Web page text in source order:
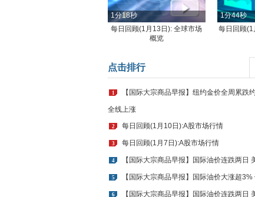
1分18秒
每日回顾(1月13日): 全球市场
概览
1分44秒
每日回顾
点击排行
1 【国际大宗商品早报】纽约金价全周累跌
全线上涨
2 每日回顾(1月10日):A股市场行情
3 每日回顾(1月7日):A股市场行情
4 【国际大宗商品早报】国际油价连跌两日
5 【国际大宗商品早报】国际油价大涨超
6 【国际大宗商品早报】国际油价连跌两日